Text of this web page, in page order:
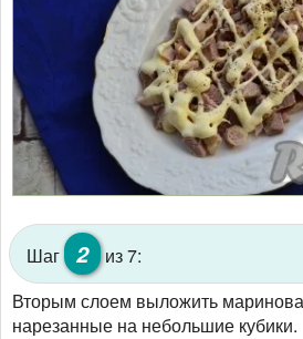
Шаг 2
из 7:
Вторым слоем выложить
нарезанные на небольшие кубики.